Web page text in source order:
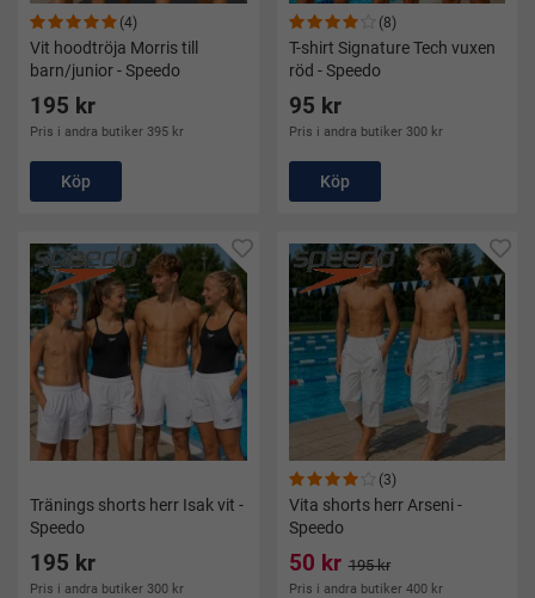
(4)
Vit hoodtröja Morris till
barn/junior - Speedo
195 kr
Pris i andra butiker 395 kr
Köp
(8)
T-shirt Signature Tech vuxen
röd - Speedo
95 kr
Pris i andra butiker 300 kr
Köp
Tränings shorts herr Isak vit -
Speedo
195 kr
Pris i andra butiker 300 kr
(3)
Vita shorts herr Arseni -
Speedo
50 kr 195 kr
Pris i andra butiker 400 kr